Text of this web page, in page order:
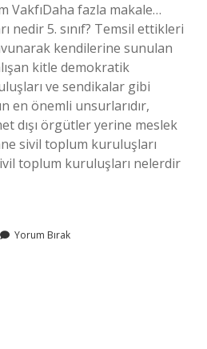
VakfıDaha fazla makale…
nedir 5. sınıf? Temsil ettikleri
kendilerine sunulan
kitle demokratik
ve sendikalar gibi
en önemli unsurlarıdır,
dışı örgütler yerine meslek
sivil toplum kuruluşları
toplum kuruluşları nelerdir
Yorum Bırak